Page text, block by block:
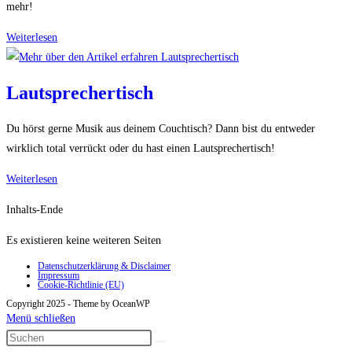
mehr!
Weiterlesen
1950
Lautsprechertisch
Du hörst gerne Musik aus deinem Couchtisch? Dann bist du entweder
wirklich total verrückt oder du hast einen Lautsprechertisch!
Weiterlesen
Inhalts-Ende
Es existieren keine weiteren Seiten
Datenschutzerklärung & Disclaimer
Impressum
Cookie-Richtlinie (EU)
Copyright 2025 - Theme by OceanWP
Menü schließen